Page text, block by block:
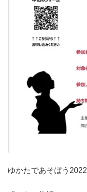
ゆかたであそぼう2022